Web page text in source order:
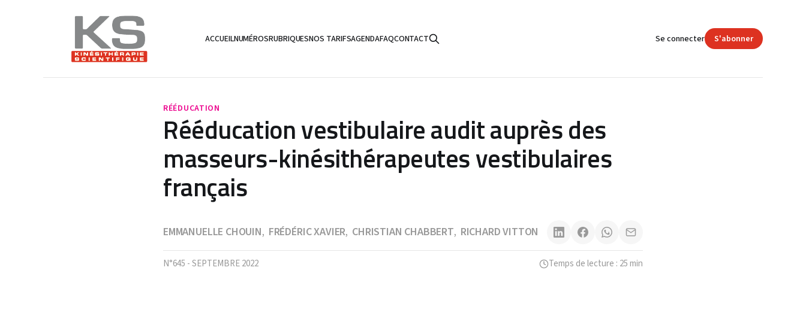
ACCUEILNUMÉROSRUBRIQUESNOS TARIFSAGENDAFAQCONTACT Se connecter S'abonner
RÉÉDUCATION
Rééducation vestibulaire audit auprès des
masseurs-kinésithérapeutes vestibulaires
français
EMMANUELLE CHOUIN, FRÉDÉRIC XAVIER, CHRISTIAN CHABBERT, RICHARD VITTON
N°645 - SEPTEMBRE 2022 Temps de lecture : 25 min